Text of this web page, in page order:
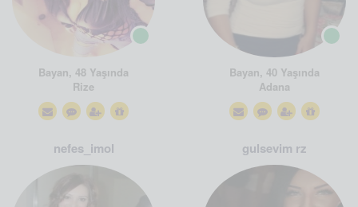
Bayan, 48 Yaşında
Rize
Bayan, 40 Yaşında
Adana
nefes_imol gulsevim rz